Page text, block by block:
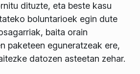
dituzte, eta beste kasu
boluntarioek egin dute
baita orain
paketeen eguneratzeak ere,
datozen asteetan zehar.